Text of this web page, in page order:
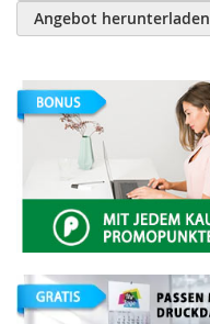
Angebot herunterladen